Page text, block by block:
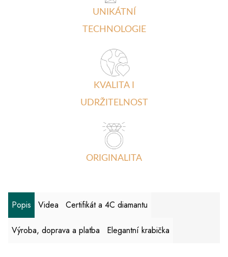
UNIKÁTNÍ
TECHNOLOGIE
KVALITA I
UDRŽITELNOST
ORIGINALITA
Popis Videa Certifikát a 4C diamantu
Výroba, doprava a platba Elegantní krabička